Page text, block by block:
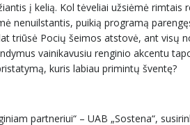
į kelią. Kol tėveliai užsiėmė rimtais
nenuilstantis, puikią programą
triūsė Pocių šeimos atstovė, ant visų
vainikavusiu renginio akcentu
kuris labiau primintų šventę?
partneriui“ – UAB „Sostena“,